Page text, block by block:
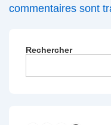
commentaires sont
Rechercher